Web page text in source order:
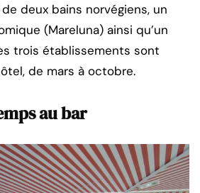
deux bains norvégiens, un
(Mareluna) ainsi qu’un
trois établissements sont
de mars à octobre.
au bar